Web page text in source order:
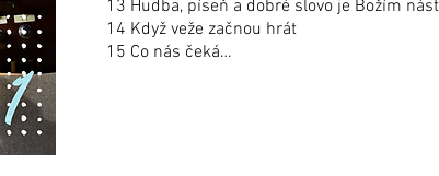
13 Hudba, píseň a dobré slovo je Božím
14 Když veže začnou hrát
15 Co nás čeká…